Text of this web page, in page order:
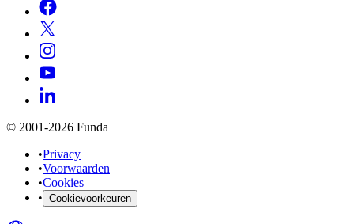
© 2001-2026 Funda
•Privacy
•Voorwaarden
•Cookies
• Cookievoorkeuren